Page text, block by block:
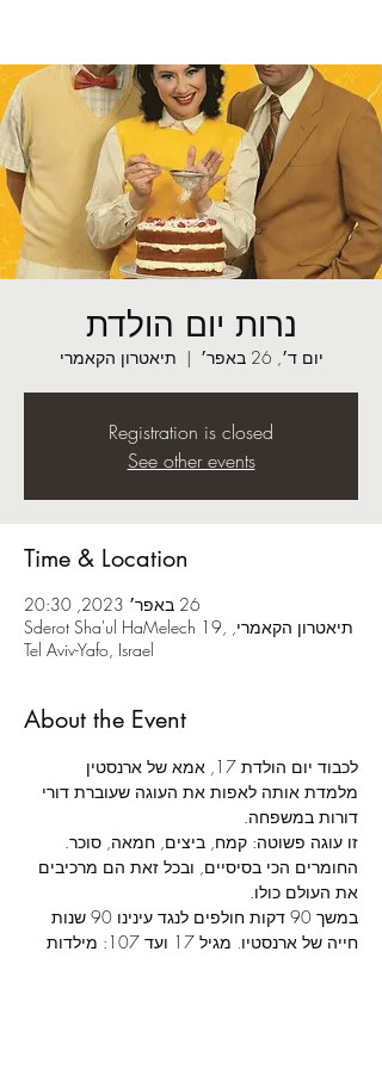
נרות יום הולדת
יום ד׳, 26 באפר׳
  |
תיאטרון הקאמרי
Registration is closed
See other events
Time & Location
26 באפר׳ 2023, 20:30
תיאטרון הקאמרי, Sderot Sha'ul HaMelech 19,
Tel Aviv-Yafo, Israel
About the Event
לכבוד יום הולדת 17, אמא של ארנסטין
מלמדת אותה לאפות את העוגה שעוברת דורי
דורות במשפחה.
זו עוגה פשוטה: קמח, ביצים, חמאה, סוכר.
החומרים הכי בסיסיים, ובכל זאת הם מרכיבים
את העולם כולו.
במשך 90 דקות חולפים לנגד עינינו 90 שנות
חייה של ארנסטין, מגיל 17 ועד 107: מילדות